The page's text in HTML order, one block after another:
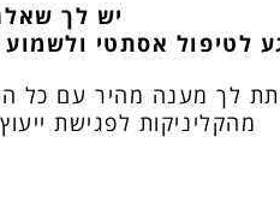
יש לך
לטיפול אסתטי
לך מענה מהיר עם כל
מהקליניקות לפגישת